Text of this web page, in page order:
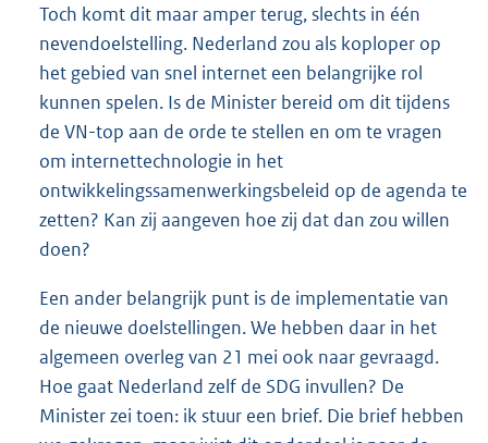
Toch komt dit maar amper terug, slechts in één
nevendoelstelling. Nederland zou als koploper op
het gebied van snel internet een belangrijke rol
kunnen spelen. Is de Minister bereid om dit tijdens
de VN-top aan de orde te stellen en om te vragen
om internettechnologie in het
ontwikkelingssamenwerkingsbeleid op de agenda te
zetten? Kan zij aangeven hoe zij dat dan zou willen
doen?
Een ander belangrijk punt is de implementatie van
de nieuwe doelstellingen. We hebben daar in het
algemeen overleg van 21 mei ook naar gevraagd.
Hoe gaat Nederland zelf de SDG invullen? De
Minister zei toen: ik stuur een brief. Die brief hebben